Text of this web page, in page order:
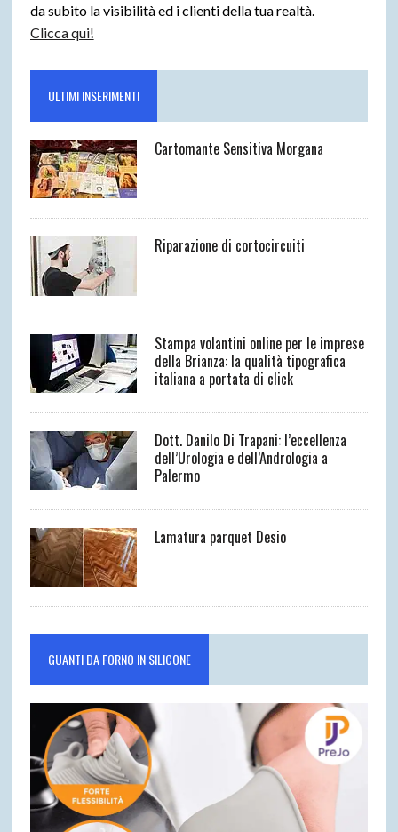
da subito la visibilità ed i clienti della tua realtà.
Clicca qui!
ULTIMI INSERIMENTI
Cartomante Sensitiva Morgana
Riparazione di cortocircuiti
Stampa volantini online per le imprese
della Brianza: la qualità tipografica
italiana a portata di click
Dott. Danilo Di Trapani: l’eccellenza
dell’Urologia e dell’Andrologia a
Palermo
Lamatura parquet Desio
GUANTI DA FORNO IN SILICONE